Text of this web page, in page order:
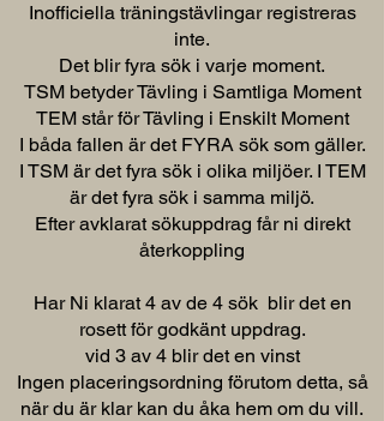
Inofficiella träningstävlingar registreras
inte.
Det blir fyra sök i varje moment.
TSM betyder Tävling i Samtliga Moment
TEM står för Tävling i Enskilt Moment
I båda fallen är det FYRA sök som gäller.
I TSM är det fyra sök i olika miljöer. I TEM
är det fyra sök i samma miljö.
Efter avklarat sökuppdrag får ni direkt
återkoppling
Har Ni klarat 4 av de 4 sök blir det en
rosett för godkänt uppdrag.
vid 3 av 4 blir det en vinst
Ingen placeringsordning förutom detta, så
när du är klar kan du åka hem om du vill.